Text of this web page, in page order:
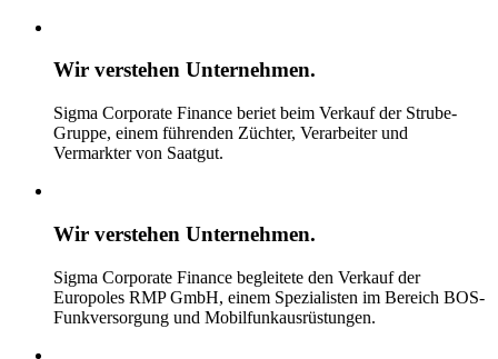
Wir verstehen Unternehmen.
Sigma Corporate Finance beriet beim Verkauf der Strube-
Gruppe, einem führenden Züchter, Verarbeiter und
Vermarkter von Saatgut.
Wir verstehen Unternehmen.
Sigma Corporate Finance begleitete den Verkauf der
Europoles RMP GmbH, einem Spezialisten im Bereich BOS-
Funkversorgung und Mobilfunkausrüstungen.